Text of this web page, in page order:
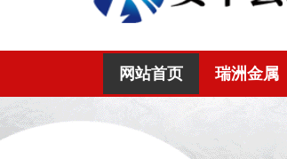
网站首页 瑞洲金属